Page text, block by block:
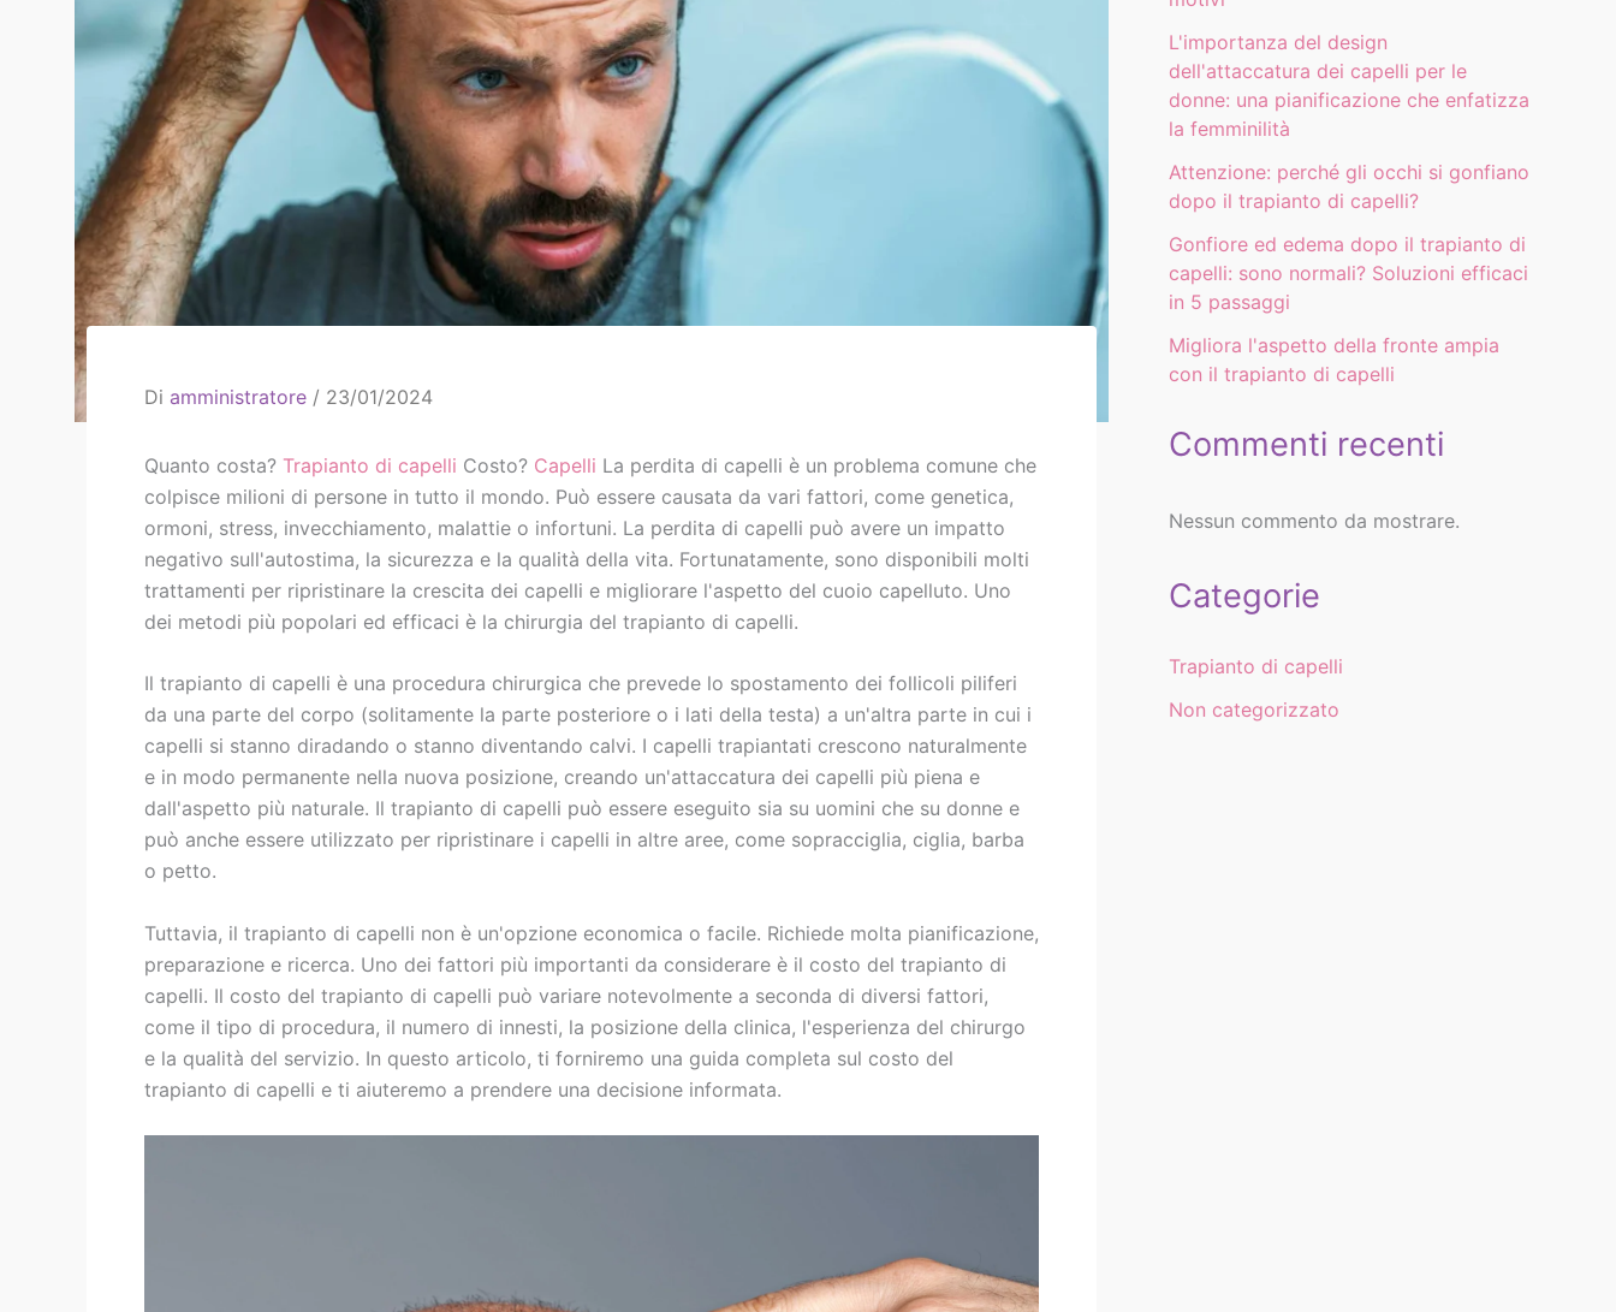
Di amministratore / 23/01/2024
Quanto costa? Trapianto di capelli Costo? Capelli La perdita di capelli è un problema comune che
colpisce milioni di persone in tutto il mondo. Può essere causata da vari fattori, come genetica,
ormoni, stress, invecchiamento, malattie o infortuni. La perdita di capelli può avere un impatto
negativo sull'autostima, la sicurezza e la qualità della vita. Fortunatamente, sono disponibili molti
trattamenti per ripristinare la crescita dei capelli e migliorare l'aspetto del cuoio capelluto. Uno
dei metodi più popolari ed efficaci è la chirurgia del trapianto di capelli.
Il trapianto di capelli è una procedura chirurgica che prevede lo spostamento dei follicoli piliferi
da una parte del corpo (solitamente la parte posteriore o i lati della testa) a un'altra parte in cui i
capelli si stanno diradando o stanno diventando calvi. I capelli trapiantati crescono naturalmente
e in modo permanente nella nuova posizione, creando un'attaccatura dei capelli più piena e
dall'aspetto più naturale. Il trapianto di capelli può essere eseguito sia su uomini che su donne e
può anche essere utilizzato per ripristinare i capelli in altre aree, come sopracciglia, ciglia, barba
o petto.
Tuttavia, il trapianto di capelli non è un'opzione economica o facile. Richiede molta pianificazione,
preparazione e ricerca. Uno dei fattori più importanti da considerare è il costo del trapianto di
capelli. Il costo del trapianto di capelli può variare notevolmente a seconda di diversi fattori,
come il tipo di procedura, il numero di innesti, la posizione della clinica, l'esperienza del chirurgo
e la qualità del servizio. In questo articolo, ti forniremo una guida completa sul costo del
trapianto di capelli e ti aiuteremo a prendere una decisione informata.
L'importanza del design
dell'attaccatura dei capelli per le
donne: una pianificazione che enfatizza
la femminilità
Attenzione: perché gli occhi si gonfiano
dopo il trapianto di capelli?
Gonfiore ed edema dopo il trapianto di
capelli: sono normali? Soluzioni efficaci
in 5 passaggi
Migliora l'aspetto della fronte ampia
con il trapianto di capelli
Commenti recenti
Nessun commento da mostrare.
Categorie
Trapianto di capelli
Non categorizzato